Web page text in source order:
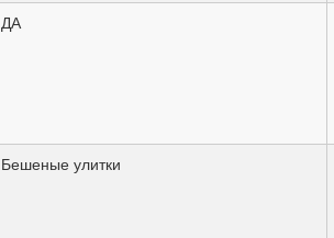
ДА
Бешеные улитки